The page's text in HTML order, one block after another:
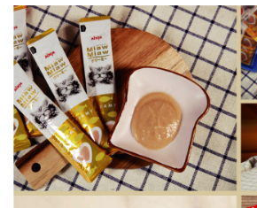
https://aftee.tw/terms/#terms3
３．未成年的使用者請事先徵得法定代理人或監
「AFTEE先享後付」，若未經同意申辦者引起之
任。
４．使用「AFTEE先享後付」時，將依據個別帳
時審查核予不同之上限額度；若仍有額度不足之
請求用戶進行身份認證。
５．嚴禁一人註冊多個帳號或使用他人資訊註冊
恩沛科技股份有限公司將有權停止該用戶之使用